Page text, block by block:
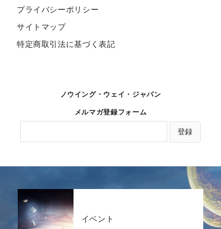
プライバシーポリシー
サイトマップ
特定商取引法に基づく表記
ノウイング・ウェイ・ジャパン
メルマガ登録フォーム
イベント